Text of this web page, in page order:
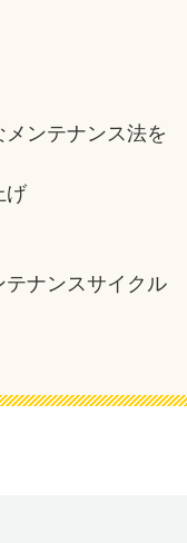
ンテナンス法を
げ
ナンスサイクル